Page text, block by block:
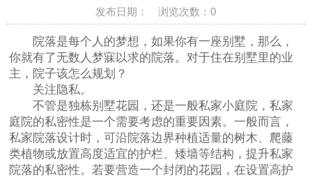
发布日期： 浏览次数：0
院落是每个人的梦想，如果你有一座别墅，那么，
你就有了无数人梦寐以求的院落。对于住在别墅里的业
主，院子该怎么规划？
关注隐私。
不管是独栋别墅花园，还是一般私家小庭院，私家
庭院的私密性是一个需要考虑的重要因素。一般而言，
私家院落设计时，可沿院落边界种植适量的树木、爬藤
类植物或放置高度适宜的护栏、矮墙等结构，提升私家
院落的私密性。若要营造一个封闭的花园，在设置高护